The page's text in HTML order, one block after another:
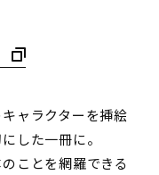
ャラクターを挿絵
した一冊に。
ことを網羅できる